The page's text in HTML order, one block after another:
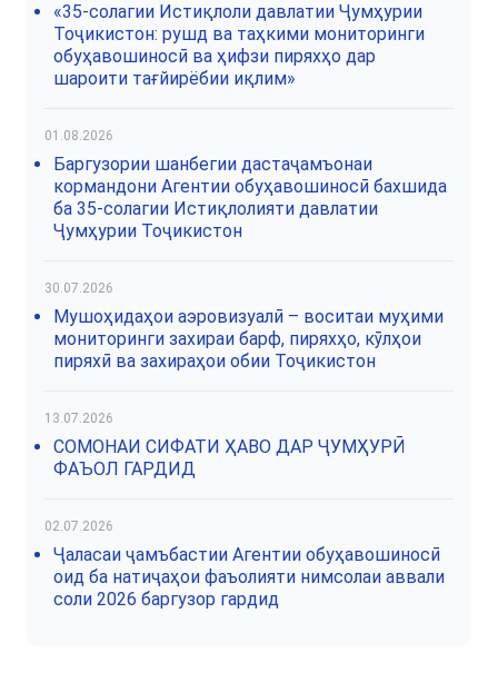
«35-солагии Истиқлоли давлатии Ҷумҳурии
Тоҷикистон: рушд ва таҳкими мониторинги
обуҳавошиносӣ ва ҳифзи пиряхҳо дар
шароити тағйирёбии иқлим»
01.08.2026
Баргузории шанбегии дастаҷамъонаи
кормандони Агентии обуҳавошиносӣ бахшида
ба 35-солагии Истиқлолияти давлатии
Ҷумҳурии Тоҷикистон
30.07.2026
Мушоҳидаҳои аэровизуалӣ – воситаи муҳими
мониторинги захираи барф, пиряхҳо, кӯлҳои
пиряхӣ ва захираҳои обии Тоҷикистон
13.07.2026
СОМОНАИ СИФАТИ ҲАВО ДАР ҶУМҲУРӢ
ФАЪОЛ ГАРДИД
02.07.2026
Ҷаласаи ҷамъбастии Агентии обуҳавошиносӣ
оид ба натиҷаҳои фаъолияти нимсолаи аввали
соли 2026 баргузор гардид